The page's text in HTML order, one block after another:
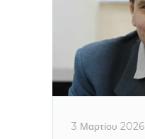
3 Μαρτίου 2026